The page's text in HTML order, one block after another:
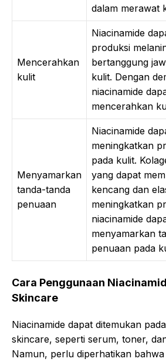
dalam merawat
Mencerahkan
kulit
Niacinamide
produksi
bertanggung
kulit. Dengan
niacinamide
mencerahkan
Menyamarkan
tanda-tanda
penuaan
Niacinamide
meningkatkan
pada kulit.
yang dapat
kencang dan
meningkatkan
niacinamide
menyamarkan
penuaan pada
Cara Penggunaan
Skincare
Niacinamide dapat ditemukan
skincare, seperti serum, toner,
Namun, perlu diperhatikan